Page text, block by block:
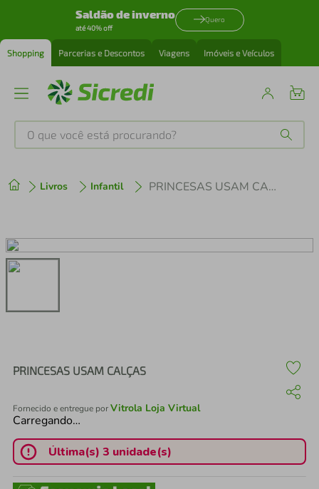
Saldão de inverno
até 40% off
Quero
Shopping Parcerias e Descontos Viagens Imóveis e Veículos
O que você está procurando?
Livros Infantil PRINCESAS USAM CALÇAS
PRINCESAS USAM CALÇAS
Fornecido e entregue porVitrola Loja Virtual
Carregando…
Última(s) 3 unidade(s)
2º cafeteira